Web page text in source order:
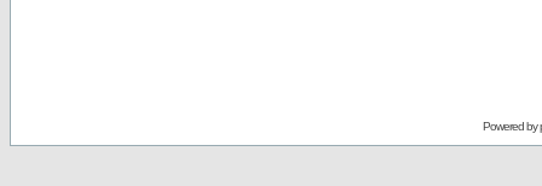
Powered by